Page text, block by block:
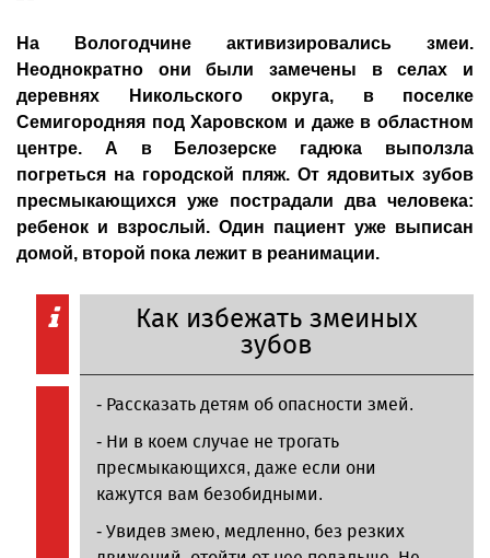
На Вологодчине активизировались змеи.
Неоднократно они были замечены в селах и
деревнях Никольского округа, в поселке
Семигородняя под Харовском и даже в областном
центре. А в Белозерске гадюка выползла
погреться на городской пляж. От ядовитых зубов
пресмыкающихся уже пострадали два человека:
ребенок и взрослый. Один пациент уже выписан
домой, второй пока лежит в реанимации.
Как избежать змеиных
зубов
- Рассказать детям об опасности змей.
- Ни в коем случае не трогать
пресмыкающихся, даже если они
кажутся вам безобидными.
- Увидев змею, медленно, без резких